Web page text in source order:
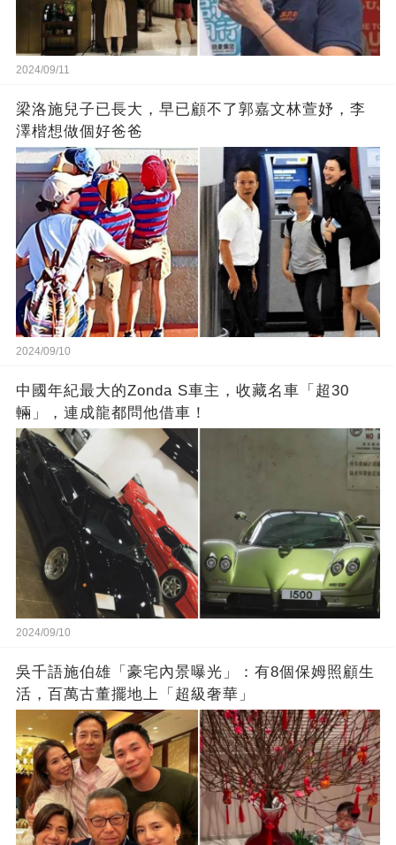
2024/09/11
梁洛施兒子已長大，早已顧不了郭嘉文林萱妤，李
澤楷想做個好爸爸
2024/09/10
中國年紀最大的Zonda S車主，收藏名車「超30
輛」，連成龍都問他借車！
2024/09/10
吳千語施伯雄「豪宅內景曝光」：有8個保姆照顧生
活，百萬古董擺地上「超級奢華」